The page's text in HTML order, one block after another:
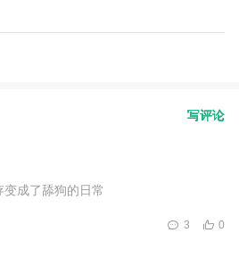
写评论
成了舔狗的日常
0
3